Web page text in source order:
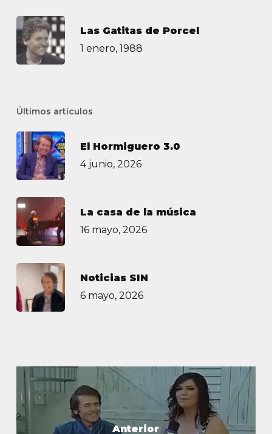
Las Gatitas de Porcel
1 enero, 1988
Últimos artículos
El Hormiguero 3.0
4 junio, 2026
La casa de la música
16 mayo, 2026
Noticias SIN
6 mayo, 2026
Anterior